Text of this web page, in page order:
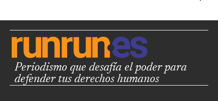
Periodismo que desafía el poder para
defender tus derechos humanos